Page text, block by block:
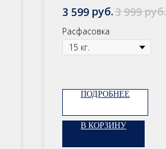
аминокислотами для
наращивания мышц.
3 599 руб.3 999 руб.
Расфасовка
ПОДРОБНЕЕ
В КОРЗИНУ